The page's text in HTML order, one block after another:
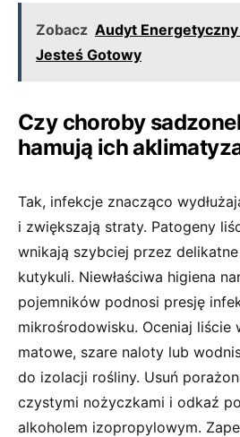
Zobacz Audyt
Jesteś Gotowy
Czy choroby
hamują ich
Tak, infekcje znacząco
i zwiększają straty. Patogeny
wnikają szybciej przez
kutykuli. Niewłaściwa higiena
pojemników podnosi presję
mikrośrodowisku. Oceniaj liście
matowe, szare naloty lub
do izolacji rośliny. Usuń
czystymi nożyczkami i odkaź
alkoholem izopropylowym.